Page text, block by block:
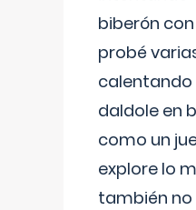
biberón
probé
daldole en
como un
explore lo
también no